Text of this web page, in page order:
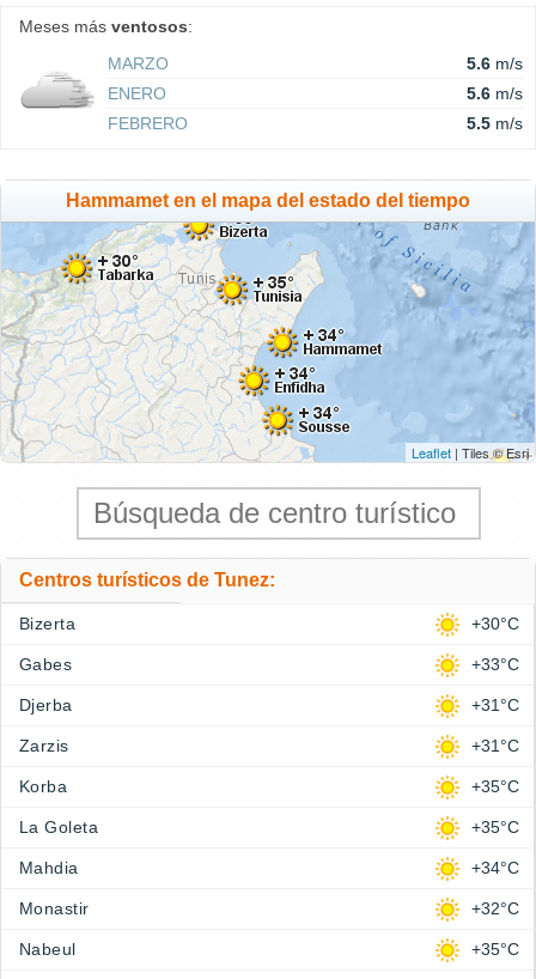
Meses más ventosos:
MARZO
5.6 m/s
ENERO
5.6 m/s
FEBRERO
5.5 m/s
Hammamet en el mapa del estado del tiempo
Leaflet | Tiles © Esri
Centros turísticos de Tunez:
Bizerta +30°C
Gabes +33°C
Djerba +31°C
Zarzis +31°C
Korba +35°C
La Goleta +35°C
Mahdia +34°C
Monastir +32°C
Nabeul +35°C